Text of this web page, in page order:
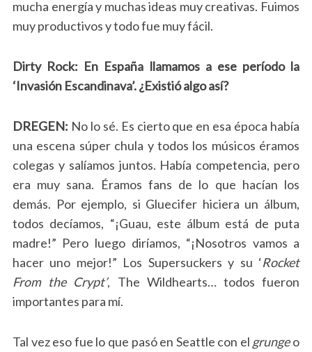
mucha energía y muchas ideas muy creativas. Fuimos
muy productivos y todo fue muy fácil.
Dirty Rock: En España llamamos a ese período la
‘Invasión Escandinava’. ¿Existió algo así?
DREGEN: No lo sé. Es cierto que en esa época había
una escena súper chula y todos los músicos éramos
colegas y salíamos juntos. Había competencia, pero
era muy sana. Éramos fans de lo que hacían los
demás. Por ejemplo, si Gluecifer hiciera un álbum,
todos decíamos, “¡Guau, este álbum está de puta
madre!” Pero luego diríamos, “¡Nosotros vamos a
hacer uno mejor!” Los Supersuckers y su ‘Rocket
From the Crypt’, The Wildhearts… todos fueron
importantes para mí.
Tal vez eso fue lo que pasó en Seattle con el grungeo